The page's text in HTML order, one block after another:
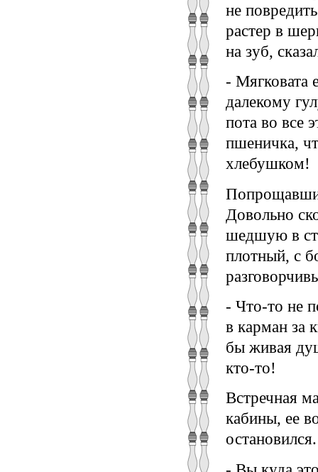
не
растер в
на зуб,
- Мягковата
далекому
пота во все
пшеничка,
хлебушком!
Довольно
шедшую в
плотный, с
- Что-то не
в карман за
бы живая
кто-то!
Встречная
кабины, ее
остановился.